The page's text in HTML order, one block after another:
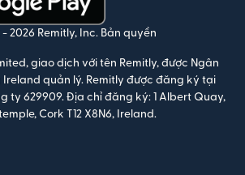
mới)
- 2026 Remitly, Inc. Bản quyền
giao dịch với tên Remitly, được Ngân
Ireland quản lý. Remitly được đăng ký tại
ty 629909. Địa chỉ đăng ký: 1 Albert Quay,
Cork T12 X8N6, Ireland.